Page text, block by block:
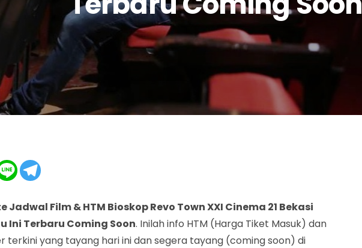
Jadwal Film & HTM Bioskop Revo Town XXI Cinema 21 Bekasi
Ini Terbaru Coming Soon. Inilah info HTM (Harga Tiket Masuk) dan
terkini yang tayang hari ini dan segera tayang (coming soon) di